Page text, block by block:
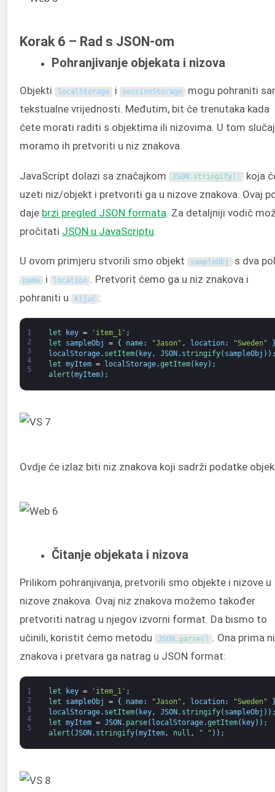
Korak 6 – Rad s JSON-om
Pohranjivanje objekata i nizova
Objekti localStorage i sessionStorage
mogu pohraniti
tekstualne vrijednosti. Međutim, bit će trenutaka kada
ćete morati raditi s objektima ili nizovima. U tom
moramo ih pretvoriti u niz znakova.
JavaScript dolazi sa značajkom JSON . stringify( ) koja
uzeti niz/objekt i pretvoriti ga u nizove znakova. Ovaj
daje brzi pregled JSON formata . Za detaljniji vodič
pročitati JSON u JavaScriptu
U ovom primjeru stvorili smo objekt sampleObj s dva
name i location
. Pretvorit ćemo ga u niz znakova i
pohraniti u
ključ :
1
2
3
4
5
let key = 'item_1' ;
let
sampleObj = { name: "Jason" , location: "Sweden"
localStorage. setItem( key, JSON . stringify( sampleObj ) )
let myItem = localStorage.getItem( key) ;
alert (myItem) ;
Ovdje će izlaz biti niz znakova koji sadrži podatke
Čitanje objekata i nizova
Prilikom pohranjivanja, pretvorili smo objekte i nizove u
nizove znakova. Ovaj niz znakova možemo također
pretvoriti natrag u njegov izvorni format. Da bismo to
učinili, koristit ćemo metodu
JSON . parse( ) . Ona prima
znakova i pretvara ga natrag u JSON format:
1
2
3
4
5
let key = 'item_1' ;
let
sampleObj = { name: "Jason" , location: "Sweden"
localStorage. setItem( key, JSON . stringify( sampleObj ) )
let myItem = JSON. parse( localStorage.getItem( key) ) ;
alert (JSON. stringify(myItem, null , " " ) ) ;